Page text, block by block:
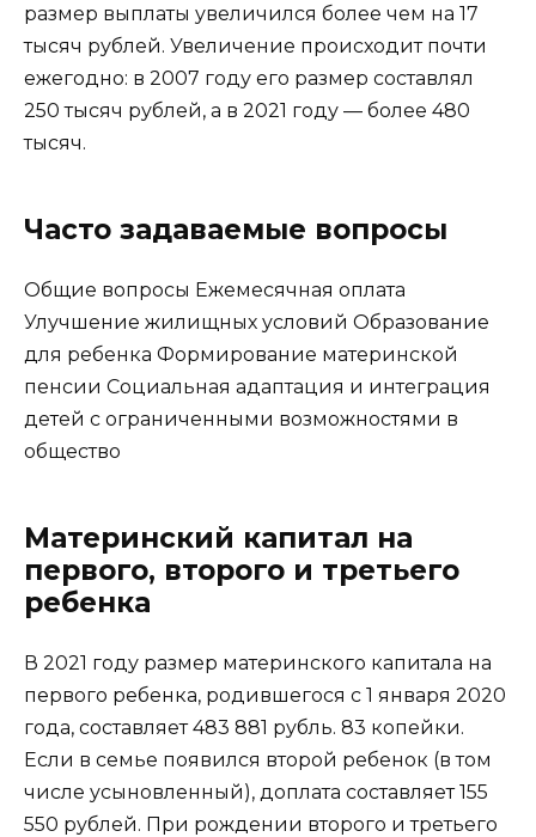
размер выплаты увеличился более чем на 17
тысяч рублей. Увеличение происходит почти
ежегодно: в 2007 году его размер составлял
250 тысяч рублей, а в 2021 году — более 480
тысяч.
Часто задаваемые вопросы
Общие вопросы Ежемесячная оплата
Улучшение жилищных условий Образование
для ребенка Формирование материнской
пенсии Социальная адаптация и интеграция
детей с ограниченными возможностями в
общество
Материнский капитал на
первого, второго и третьего
ребенка
В 2021 году размер материнского капитала на
первого ребенка, родившегося с 1 января 2020
года, составляет 483 881 рубль. 83 копейки.
Если в семье появился второй ребенок (в том
числе усыновленный), доплата составляет 155
550 рублей. При рождении второго и третьего